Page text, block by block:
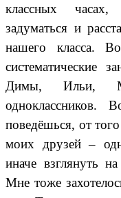
классных часах,
задуматься и
нашего класса.
систематические
Димы, Ильи,
одноклассников.
поведёшься, от
моих друзей –
иначе взглянуть
Мне тоже